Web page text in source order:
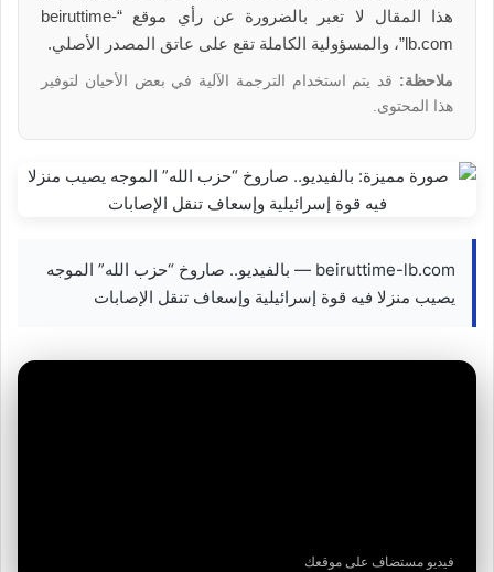
هذا المقال لا تعبر بالضرورة عن رأي موقع “beiruttime-
lb.com”، والمسؤولية الكاملة تقع على عاتق المصدر الأصلي.
ملاحظة: قد يتم استخدام الترجمة الآلية في بعض الأحيان لتوفير
هذا المحتوى.
beiruttime-lb.com — بالفيديو.. صاروخ “حزب الله” الموجه
يصيب منزلا فيه قوة إسرائيلية وإسعاف تنقل الإصابات
فيديو مستضاف على موقعك